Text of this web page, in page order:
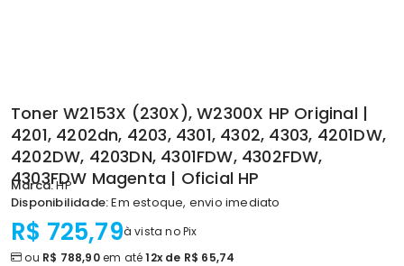
Toner W2153X (230X), W2300X HP Original |
4201, 4202dn, 4203, 4301, 4302, 4303, 4201DW,
4202DW, 4203DN, 4301FDW, 4302FDW,
4303FDW Magenta | Oficial HP
Marca:HP
Disponibilidade:Em estoque, envio imediato
R$ 725,79à vista no Pix
ou R$ 788,90em até12x de R$ 65,74